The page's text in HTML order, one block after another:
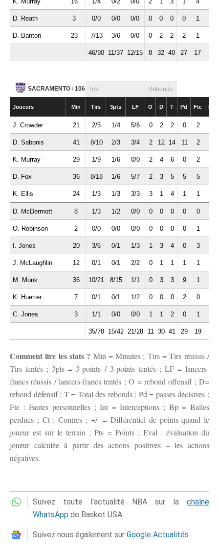
D. Reath 3 0/0 0/0 0/0 0 0 0 0 1
D. Banton 23 7/13 3/6 0/0 0 2 2 2 1
46/90 11/37 12/15 8 32 40 27 17 10
SACRAMENTO / 106 Tirs Rebonds
Joueurs Min Tirs 3pts LF O D T Pd Fte
J. Crowder 21 2/5 1/4 5/6 0 2 2 0 2
D. Sabonis 41 8/10 2/3 3/4 2 12 14 11 2
K. Murray 29 1/9 1/6 0/0 2 4 6 0 2
D. Fox 36 8/18 1/6 5/7 2 3 5 5 5
K. Ellis 24 1/3 1/3 3/3 3 1 4 1 1
D. McDermott 8 1/3 1/2 0/0 0 0 0 0 0
O. Robinson 2 0/0 0/0 0/0 0 0 0 0 1
I. Jones 20 3/6 0/1 1/3 1 3 4 0 3
J. McLaughlin 12 0/1 0/1 2/2 0 1 1 1 1
M. Monk 36 10/21 8/15 1/1 0 3 3 9 1
K. Huerter 7 0/1 0/1 1/2 0 0 0 2 0
C. Jones 3 1/1 0/0 0/0 1 1 2 0 1
35/78 15/42 21/28 11 30 41 29 19
Comment lire les stats ? Min = Minutes ; Tirs = Tirs réussis /
Tirs tentés ; 3pts = 3-points / 3-points tentés ; LF = lancers-
francs réussis / lancers-francs tentés ; O = rebond offensif ; D=
rebond défensif ; T = Total des rebonds ; Pd = passes décisives ;
Fte : Fautes personnelles ; Int = Interceptions ; Bp = Balles
perdues ; Ct : Contres ; +/- = Différentiel de points quand le
joueur est sur le terrain ; Pts = Points ; Eval : évaluation du
joueur calculée à partir des actions positives – les actions
négatives.
Suivez toute l'actualité NBA sur la chaîne
WhatsApp de Basket USA
Suivez nous également sur Google Actualités